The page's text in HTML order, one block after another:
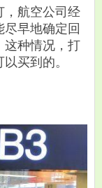
航空公司经
早地确定回
这种情况，打
买到的。